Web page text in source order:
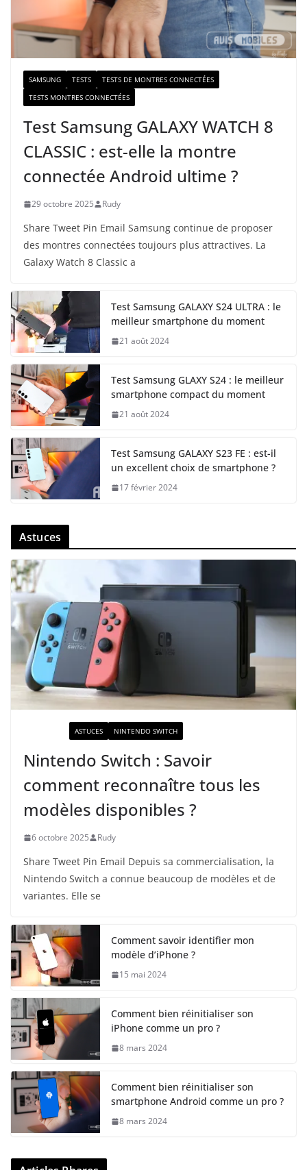
i
SAMSUNG TESTS
TESTS DE MONTRES CONNECTÉES
TESTS MONTRES CONNECTÉES
Test Samsung GALAXY WATCH 8
CLASSIC : est-elle la montre
connectée Android ultime ?
29 octobre 2025 Rudy
Share Tweet Pin Email Samsung continue de proposer
des montres connectées toujours plus attractives. La
Galaxy Watch 8 Classic a
Test Samsung GALAXY S24 ULTRA : le
meilleur smartphone du moment
21 août 2024
Test Samsung GLAXY S24 : le meilleur
smartphone compact du moment
21 août 2024
Test Samsung GALAXY S23 FE : est-il
un excellent choix de smartphone ?
17 février 2024
Astuces
ASTUCES NINTENDO SWITCH
Nintendo Switch : Savoir
comment reconnaître tous les
modèles disponibles ?
6 octobre 2025 Rudy
Share Tweet Pin Email Depuis sa commercialisation, la
Nintendo Switch a connue beaucoup de modèles et de
variantes. Elle se
Comment savoir identifier mon
modèle d’iPhone ?
15 mai 2024
Comment bien réinitialiser son
iPhone comme un pro ?
8 mars 2024
Comment bien réinitialiser son
smartphone Android comme un pro ?
8 mars 2024